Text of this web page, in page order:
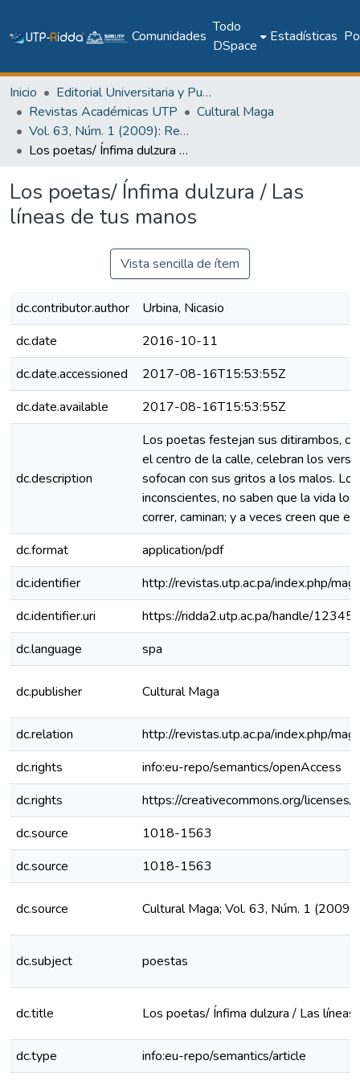
Comunidades
Todo
DSpace
Estadísticas
Inicio
Editorial Universitaria y Publicaciones Seriadas
Revistas Académicas UTP
Cultural Maga
Vol. 63, Núm. 1 (2009): Revista Maga
Los poetas/ Ínfima dulzura / Las líneas de tus manos
Los poetas/ Ínfima dulzura / Las
líneas de tus manos
Vista sencilla de ítem
dc.contributor.author
Urbina, Nicasio
dc.date
2016-10-11
dc.date.accessioned
2017-08-16T15:53:55Z
dc.date.available
2017-08-16T15:53:55Z
dc.description
Los poetas festejan sus ditirambos,
el centro de la calle, celebran los
sofocan con sus gritos a los malos.
inconscientes, no saben que la vida
correr, caminan; y a veces creen que el
dc.format
application/pdf
dc.identifier
http://revistas.utp.ac.pa/index.php/
dc.identifier.uri
https://ridda2.utp.ac.pa/handle/
dc.language
spa
dc.publisher Cultural Maga
dc.relation
http://revistas.utp.ac.pa/index.php/
dc.rights
info:eu-repo/semantics/openAccess
dc.rights
https://creativecommons.org/
dc.source
1018-1563
dc.source
1018-1563
dc.source Cultural Maga; Vol. 63, Núm. 1
dc.subject poestas
dc.title Los poetas/ Ínfima dulzura / Las
dc.type
info:eu-repo/semantics/article